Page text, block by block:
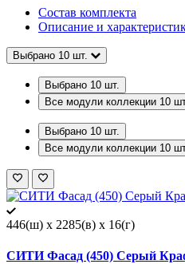
Состав комплекта
Описание и
Выбрано 10 шт.
Выбрано 10 шт.
Все модули коллекции 10
Выбрано 10 шт.
Все модули коллекции 10
446(ш) x 2285(в) x 16(г)
СИТИ Фасад (450) Серый